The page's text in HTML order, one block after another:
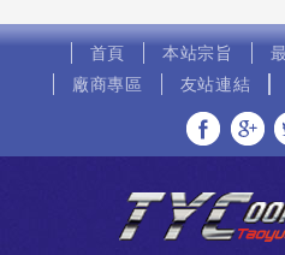
首頁 本站宗旨
廠商專區
友站連結
分享至